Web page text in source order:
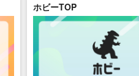
ホビーTOP